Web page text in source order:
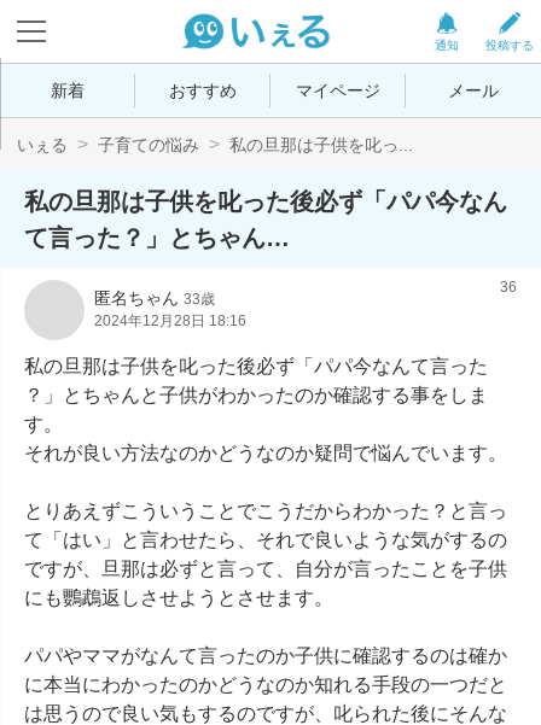
投稿する
通知
新着 おすすめ マイページ メール
いぇる 子育ての悩み 私の旦那は子供を叱っ...
私の旦那は子供を叱った後必ず「パパ今なん
て言った？」とちゃん…
匿名ちゃん 33歳
2024年12月28日 18:16
36
私の旦那は子供を叱った後必ず「パパ今なんて言った
？」とちゃんと子供がわかったのか確認する事をしま
す。
それが良い方法なのかどうなのか疑問で悩んでいます。
とりあえずこういうことでこうだからわかった？と言っ
て「はい」と言わせたら、それで良いような気がするの
ですが、旦那は必ずと言って、自分が言ったことを子供
にも鸚鵡返しさせようとさせます。
パパやママがなんて言ったのか子供に確認するのは確か
に本当にわかったのかどうなのか知れる手段の一つだと
は思うので良い気もするのですが、叱られた後にそんな